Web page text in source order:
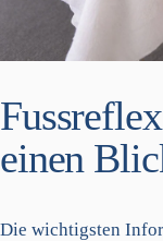
einen
Die wichtigsten